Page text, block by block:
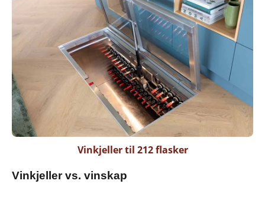
Vinkjeller til 212 flasker
Vinkjeller vs. vinskap